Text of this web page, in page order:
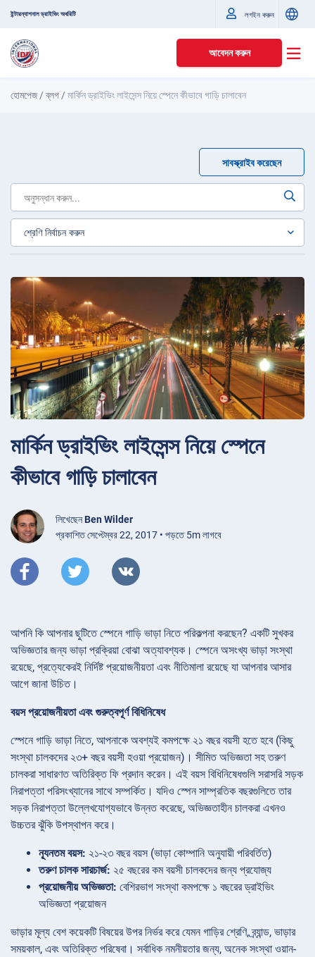
ইন্টারন্যাশনাল ড্রাইভিং অথরিটি লগইন করুন
আবেদন করুন
হোমপেজ/ব্লগ /মার্কিন ড্রাইভিং লাইসেন্স নিয়ে স্পেনে কীভাবে গাড়ি চালাবেন
সাবস্ক্রাইব করেছেন
মার্কিন ড্রাইভিং লাইসেন্স নিয়ে স্পেনে
কীভাবে গাড়ি চালাবেন
লিখেছেনBen Wilder
প্রকাশিত সেপ্টেম্বর 22, 2017 • পড়তে 5m লাগবে
আপনি কি আপনার ছুটিতে স্পেনে গাড়ি ভাড়া নিতে পরিকল্পনা করছেন? একটি সুখকর
অভিজ্ঞতার জন্য ভাড়া প্রক্রিয়া বোঝা অত্যাবশ্যক। স্পেনে অসংখ্য ভাড়া সংস্থা
রয়েছে, প্রত্যেকেরই নির্দিষ্ট প্রয়োজনীয়তা এবং নীতিমালা রয়েছে যা আপনার আসার
আগে জানা উচিত।
বয়স প্রয়োজনীয়তা এবং গুরুত্বপূর্ণ বিধিনিষেধ
স্পেনে গাড়ি ভাড়া নিতে, আপনাকে অবশ্যই কমপক্ষে ২১ বছর বয়সী হতে হবে (কিছু
সংস্থা চালকদের ২৩+ বছর বয়সী হওয়া প্রয়োজন)। সীমিত অভিজ্ঞতা সহ তরুণ
চালকরা সাধারণত অতিরিক্ত ফি প্রদান করেন। এই বয়স বিধিনিষেধগুলি সরাসরি সড়ক
নিরাপত্তা পরিসংখ্যানের সাথে সম্পর্কিত। যদিও স্পেন সাম্প্রতিক বছরগুলিতে তার
সড়ক নিরাপত্তা উল্লেখযোগ্যভাবে উন্নত করেছে, অভিজ্ঞতাহীন চালকরা এখনও
উচ্চতর ঝুঁকি উপস্থাপন করে।
ন্যূনতম বয়স: ২১-২৩ বছর বয়স (ভাড়া কোম্পানি অনুযায়ী পরিবর্তিত)
তরুণ চালক সারচার্জ: ২৫ বছরের কম বয়সী চালকদের জন্য প্রযোজ্য
প্রয়োজনীয় অভিজ্ঞতা: বেশিরভাগ সংস্থা কমপক্ষে ১ বছরের ড্রাইভিং
অভিজ্ঞতা প্রয়োজন
ভাড়ার মূল্য বেশ কয়েকটি বিষয়ের উপর নির্ভর করে যেমন গাড়ির শ্রেণি, ব্র্যান্ড, ভাড়ার
সময়কাল, এবং অতিরিক্ত পরিষেবা। সর্বাধিক নমনীয়তার জন্য, অনেক সংস্থা ওয়ান-